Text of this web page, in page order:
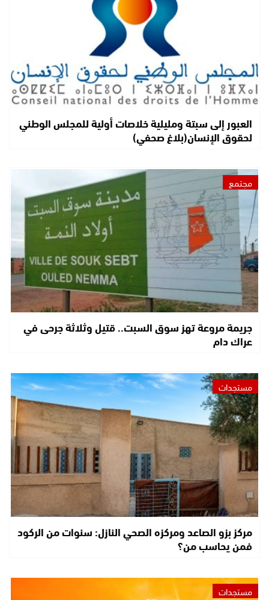
العبور إلى سبتة ومليلية خلاصات أولية للمجلس الوطني
لحقوق الإنسان(بلاغ صحفي)
مجتمع
جريمة مروعة تهز سوق السبت.. قتيل وثلاثة جرحى في
عراك دام
مستجدات
مركز بزو الصاعد ومركزه الصحي النازل: سنوات من الركود
فمن يحاسب من؟
مستجدات